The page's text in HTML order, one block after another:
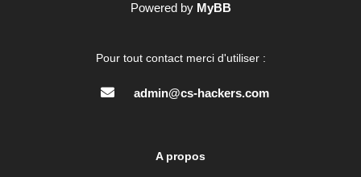
Powered by MyBB
Pour tout contact merci d'utiliser :
admin@cs-hackers.com
A propos